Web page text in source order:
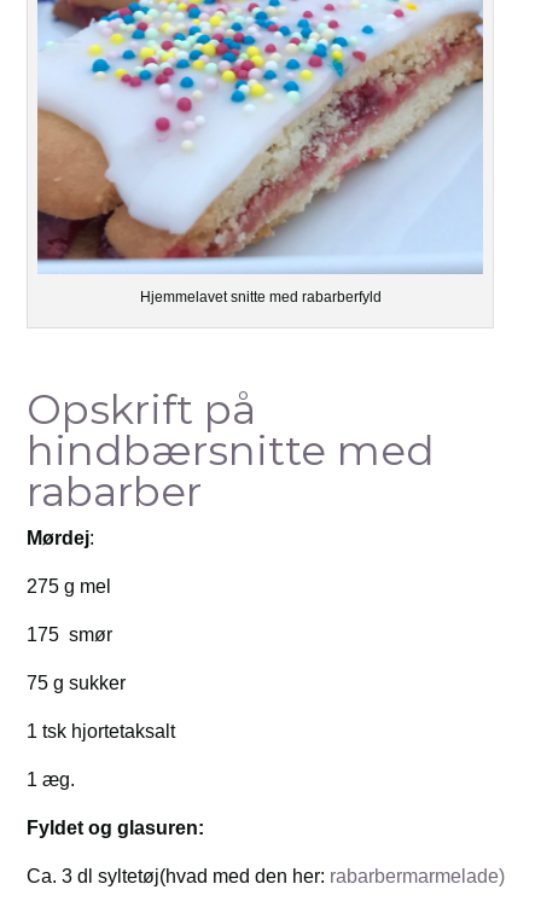
Hjemmelavet snitte med rabarberfyld
Opskrift på
hindbærsnitte med
rabarber
Mørdej:
275 g mel
175 smør
75 g sukker
1 tsk hjortetaksalt
1 æg.
Fyldet og glasuren:
Ca. 3 dl syltetøj(hvad med den her: rabarbermarmelade)